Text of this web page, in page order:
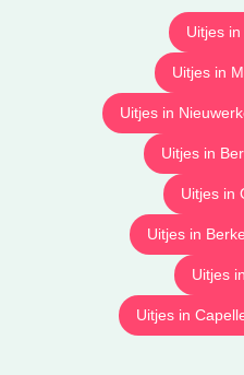
Uitjes
Uitjes in
Uitjes in
Uitjes in
Uitjes in
Uitjes in
Uitjes
Uitjes in